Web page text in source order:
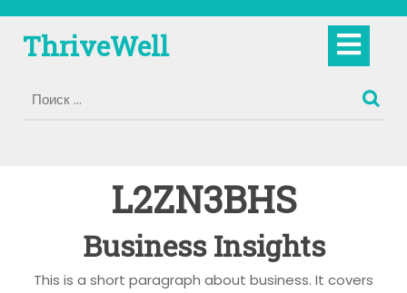
содержимому
ThriveWell
L2ZN3BHS
Business Insights
This is a short paragraph about business. It covers